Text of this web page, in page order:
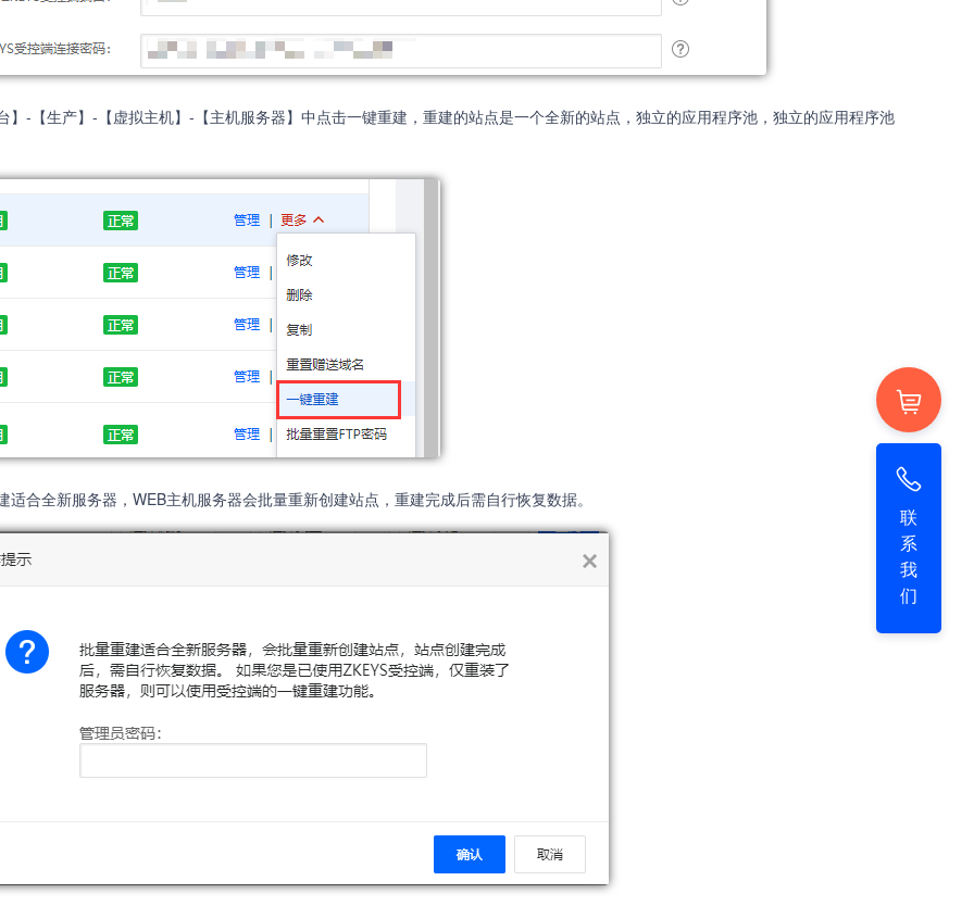
】-【生产】-【虚拟主机】-【主机服务器】中点击一键重建，重建的站点是一个全新的站点，独立的应用程序池，独立的应用程序池
适合全新服务器，WEB主机服务器会批量重新创建站点，重建完成后需自行恢复数据。
联
系
我
们